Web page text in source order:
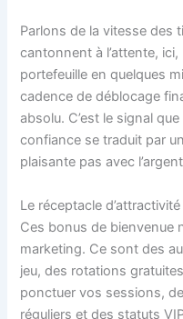
Parlons de la vitesse des
cantonnent à l’attente,
portefeuille en quelques
cadence de déblocage
absolu. C’est le signal
confiance se traduit par
plaisante pas avec
Le réceptacle
Ces bonus de bienvenue
marketing. Ce sont des
jeu, des rotations
ponctuer vos sessions,
réguliers et des statuts